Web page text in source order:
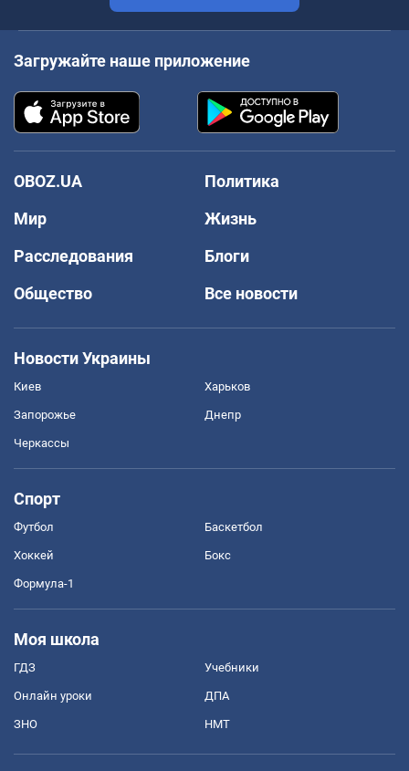
Загружайте наше приложение
OBOZ.UA
Политика
Мир
Жизнь
Расследования
Блоги
Общество
Все новости
Новости Украины
Киев Харьков
Запорожье Днепр
Черкассы
Спорт
Футбол Баскетбол
Хоккей Бокс
Формула-1
Моя школа
ГДЗ Учебники
Онлайн уроки ДПА
ЗНО НМТ